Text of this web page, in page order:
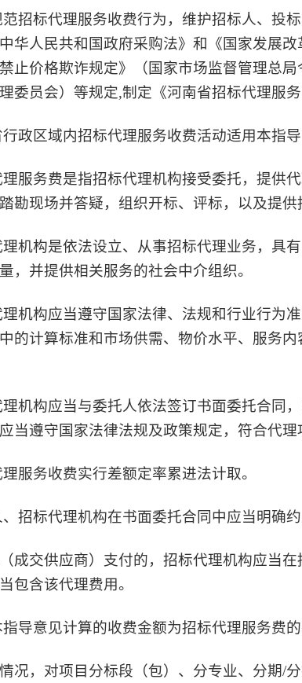
范招标代理服务收费行为，维护招标人、投
华人民共和国政府采购法》和《国家发展
禁止价格欺诈规定》（国家市场监督管理总
委员会）等规定,制定 《河南省招标代理服
政区域内招标代理服务收费活动适用本指导
服务费是指招标代理机构接受委托，提供
勘现场并答疑，组织开标、评标， 以及提供
机构是依法设立、从事招标代理业务，具
，并提供相关服务的社会中介组织。
机构应当遵守国家法律、法规和行业行为
的计算标准和市场供需、物价水平、服务
机构应当与委托人依法签订书面委托合同
应当遵守国家法律法规及政策规定，符合代理
服务收费实行差额定率累进法计取。
招标代理机构在书面委托合同中应当明确
成交供应商）支付的，招标代理机构应当
包含该代理费用。
导意见计算的收费金额为招标代理服务费
况，对项目分标段（包）、分专业、分期/